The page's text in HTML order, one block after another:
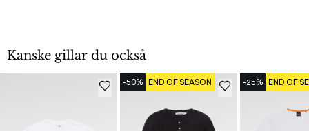
Kanske gillar du också
-50% END OF SEASON -25% END OF